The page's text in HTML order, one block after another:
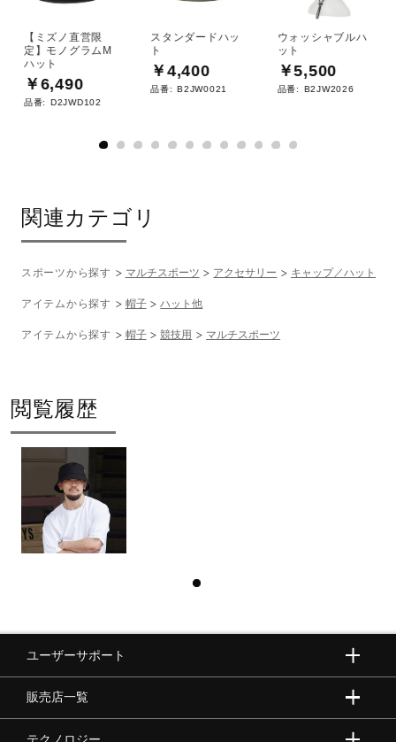
【ミズノ直営限
定】モノグラムM
ハット
￥6,490
品番: D2JWD102
スタンダードハッ
ト
￥4,400
品番: B2JW0021
ウォッシャブルハ
ット
￥5,500
品番: B2JW2026
関連カテゴリ
スポーツから探す マルチスポーツ アクセサリー キャップ／ハット
アイテムから探す 帽子 ハット他
アイテムから探す 帽子 競技用 マルチスポーツ
閲覧履歴
ユーザーサポート
販売店一覧